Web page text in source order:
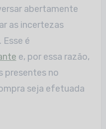
abertamente
as incertezas
é
e, por essa razão,
presentes no
seja efetuada